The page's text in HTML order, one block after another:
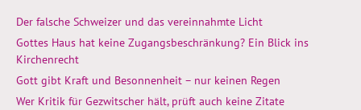
Der falsche Schweizer und das vereinnahmte Licht
Gottes Haus hat keine Zugangsbeschränkung? Ein Blick ins
Kirchenrecht
Gott gibt Kraft und Besonnenheit – nur keinen Regen
Wer Kritik für Gezwitscher hält, prüft auch keine Zitate